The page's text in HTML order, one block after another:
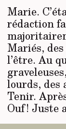
Marie.
rédaction
Mariés,
l’être. Au
lourds,
Tenir.
Ouf ! Juste